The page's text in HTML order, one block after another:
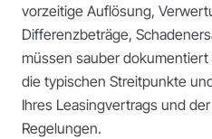
vorzeitige Auflösung,
Differenzbeträge,
müssen sauber dokumentiert
die typischen Streitpunkte
Ihres Leasingvertrags und
Regelungen.